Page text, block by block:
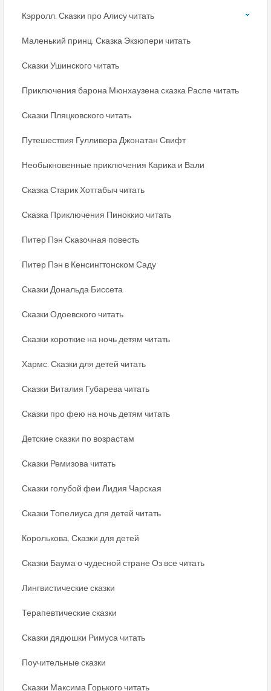
Кэрролл. Сказки про Алису читать
Маленький принц. Сказка Экзюпери читать
Сказки Ушинского читать
Приключения барона Мюнхаузена сказка Распе читать
Сказки Пляцковского читать
Путешествия Гулливера Джонатан Свифт
Необыкновенные приключения Карика и Вали
Сказка Старик Хоттабыч читать
Сказка Приключения Пиноккио читать
Питер Пэн Сказочная повесть
Питер Пэн в Кенсингтонском Саду
Сказки Дональда Биссета
Сказки Одоевского читать
Сказки короткие на ночь детям читать
Хармс. Сказки для детей читать
Сказки Виталия Губарева читать
Сказки про фею на ночь детям читать
Детские сказки по возрастам
Сказки Ремизова читать
Сказки голубой феи Лидия Чарская
Сказки Топелиуса для детей читать
Королькова. Сказки для детей
Сказки Баума о чудесной стране Оз все читать
Лингвистические сказки
Терапевтические сказки
Сказки дядюшки Римуса читать
Поучительные сказки
Сказки Максима Горького читать